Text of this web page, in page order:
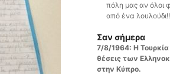
πόλη μας αν όλοι
από ένα
Σαν σήμερα
7/8/1964: Η Τουρκία
θέσεις των
στην Κύπρο.